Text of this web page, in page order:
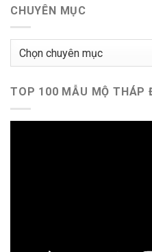
CHUYÊN MỤC
Chuyên
TOP 100 MẪU MỘ THÁP